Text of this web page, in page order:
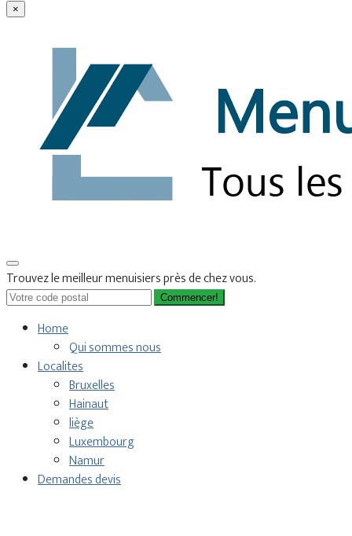
×
Trouvez le meilleur menuisiers près de chez vous.
Commencer!
Home
Qui sommes nous
Localites
Bruxelles
Hainaut
liège
Luxembourg
Namur
Demandes devis